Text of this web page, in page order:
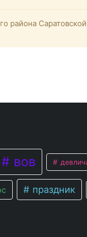
района Саратовской
вов
праздник